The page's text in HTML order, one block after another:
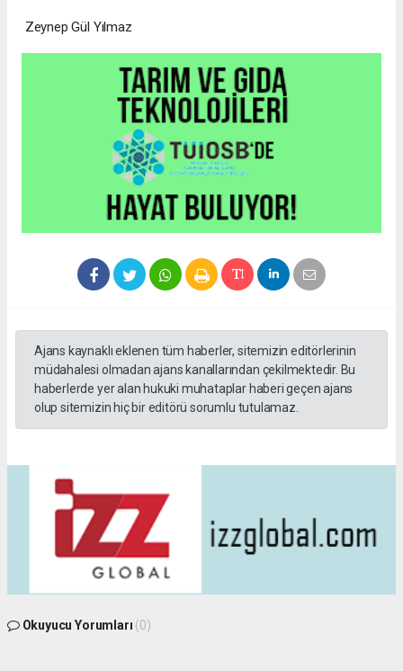
Zeynep Gül Yılmaz
Ajans kaynaklı eklenen tüm haberler, sitemizin editörlerinin
müdahalesi olmadan ajans kanallarından çekilmektedir. Bu
haberlerde yer alan hukuki muhataplar haberi geçen ajans
olup sitemizin hiç bir editörü sorumlu tutulamaz.
Okuyucu Yorumları (0)